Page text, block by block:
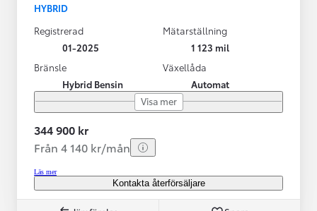
HYBRID
Registrerad
01-2025
Mätarställning
1 123 mil
Bränsle
Hybrid Bensin
Växellåda
Automat
Visa mer
344 900 kr
Från 4 140 kr/mån
Läs mer
Kontakta återförsäljare